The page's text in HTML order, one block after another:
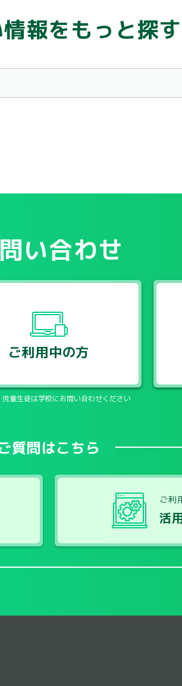
報をもっと探す
い合わせ
ご利用中の方
童生徒は学校にお問い合わせください
質問はこちら
ご利
活